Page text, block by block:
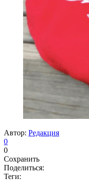
Автор: Редакция
0
0
Сохранить
Поделиться:
Теги: